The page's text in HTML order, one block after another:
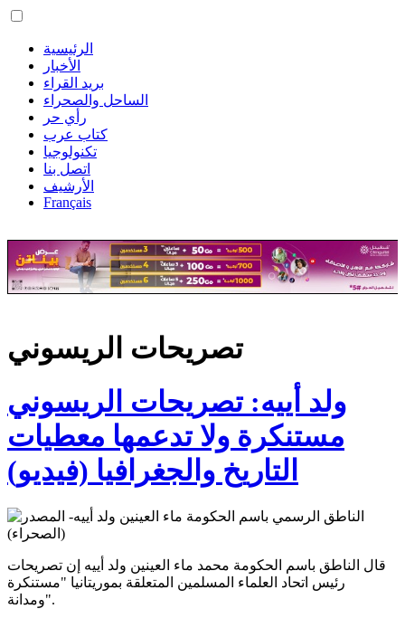
الرئيسية
الأخبار
بريد القراء
الساحل والصحراء
رأي حر
كتاب عرب
تكنولوجيا
اتصل بنا
الأرشيف
Français
تصريحات الريسوني
ولد أييه: تصريحات الريسوني
مستنكرة ولا تدعمها معطيات
التاريخ والجغرافيا (فيديو)
قال الناطق باسم الحكومة محمد ماء العينين ولد أييه إن تصريحات
رئيس اتحاد العلماء المسلمين المتعلقة بموريتانيا "مستنكرة
ومدانة".